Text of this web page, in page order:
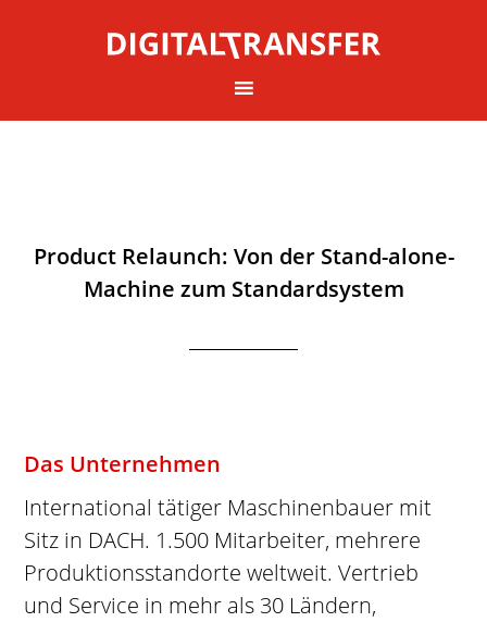
Product Relaunch: Von der Stand-alone-
Machine zum Standardsystem
Das Unternehmen
International tätiger Maschinenbauer mit
Sitz in DACH. 1.500 Mitarbeiter, mehrere
Produktionsstandorte weltweit. Vertrieb
und Service in mehr als 30 Ländern,